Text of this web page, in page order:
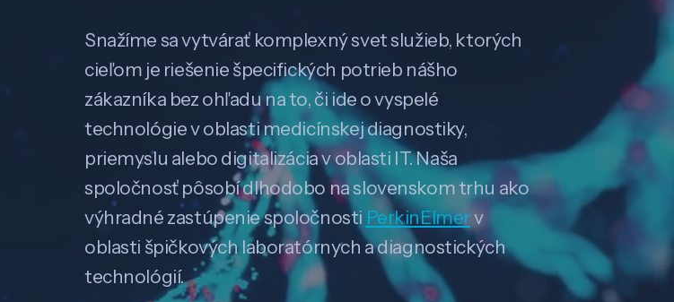
Snažíme sa vytvárať komplexný svet služieb, ktorých
cieľom je riešenie špecifických potrieb nášho
zákazníka bez ohľadu na to, či ide o vyspelé
technológie v oblasti medicínskej diagnostiky,
priemyslu alebo digitalizácia v oblasti IT. Naša
spoločnosť pôsobí dlhodobo na slovenskom trhu ako
výhradné zastúpenie spoločnosti PerkinElmerv
oblasti špičkových laboratórnych a diagnostických
technológií.